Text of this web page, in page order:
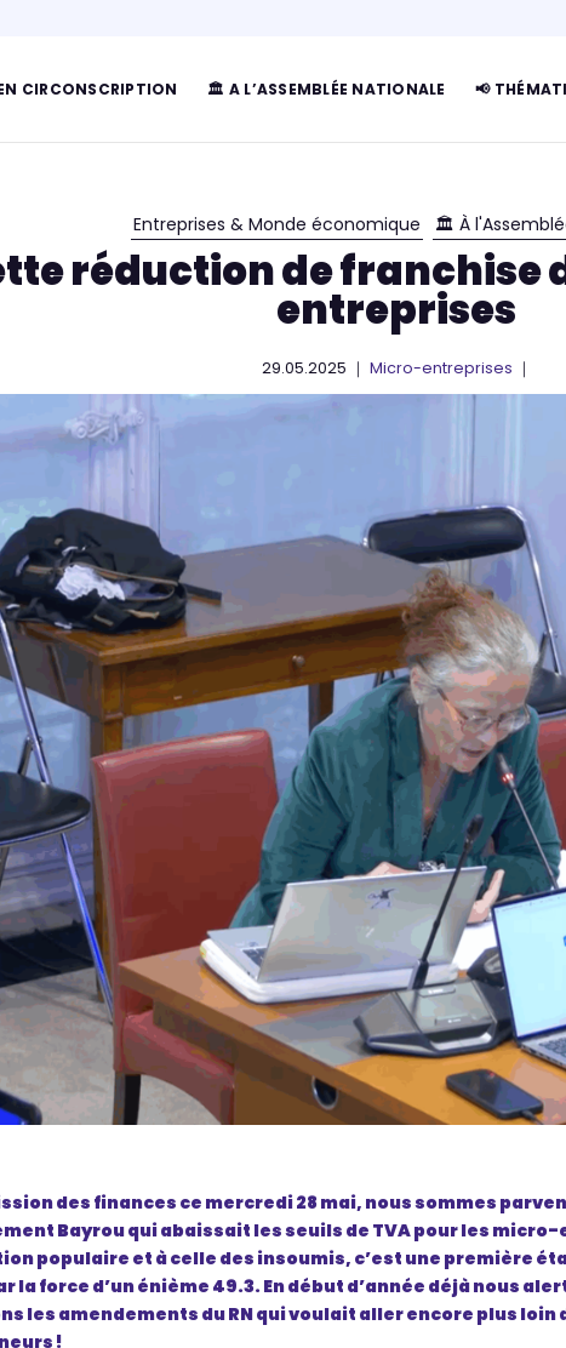
CIRCONSCRIPTION 🏛 A L’ASSEMBLÉE NATIONALE 📢
Entreprises & Monde économique 🏛 À
réduction de franchise
entreprises
29.05.2025 ｜ Micro-entreprises ｜
des finances ce mercredi 28 mai, nous sommes
Bayrou qui abaissait les seuils de TVA pour les
populaire et à celle des insoumis, c’est une première
la force d’un énième 49.3. En début d’année déjà nous
les amendements du RN qui voulait aller encore plus
!